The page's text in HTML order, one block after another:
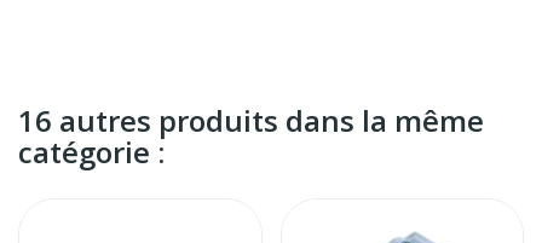
16 autres produits dans la même
catégorie :